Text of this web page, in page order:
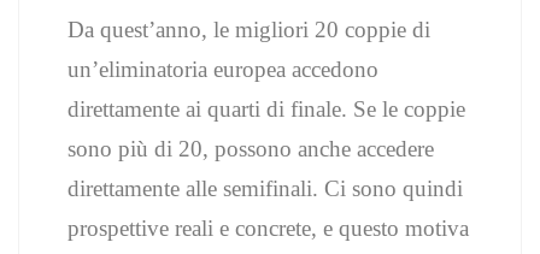
Da quest’anno, le migliori 20 coppie di
un’eliminatoria europea accedono
direttamente ai quarti di finale. Se le coppie
sono più di 20, possono anche accedere
direttamente alle semifinali. Ci sono quindi
prospettive reali e concrete, e questo motiva